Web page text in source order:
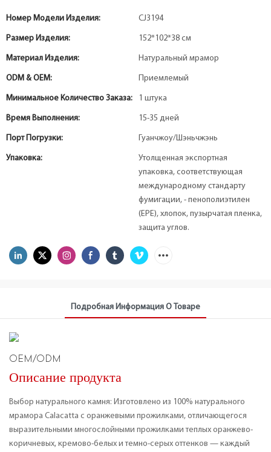
Номер Модели Изделия: CJ3194
Размер Изделия: 152*102*38 см
Материал Изделия: Натуральный мрамор
ODM & OEM: Приемлемый
Минимальное Количество Заказа: 1 штука
Время Выполнения: 15-35 дней
Порт Погрузки: Гуанчжоу/Шэньчжэнь
Упаковка:
Утолщенная экспортная
упаковка, соответствующая
международному стандарту
фумигации, - пенополиэтилен
(EPE), хлопок, пузырчатая пленка,
защита углов.
Подробная Информация О Товаре
OEM/ODM
Описание продукта
Выбор натурального камня: Изготовлено из 100% натурального
мрамора Calacatta с оранжевыми прожилками, отличающегося
выразительными многослойными прожилками теплых оранжево-
коричневых, кремово-белых и темно-серых оттенков — каждый